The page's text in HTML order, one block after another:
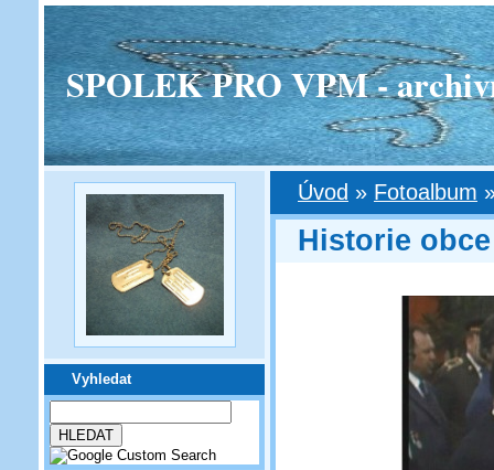
SPOLEK PRO VPM -
Vyhledat
Úvod » Fotoalbum
Historie